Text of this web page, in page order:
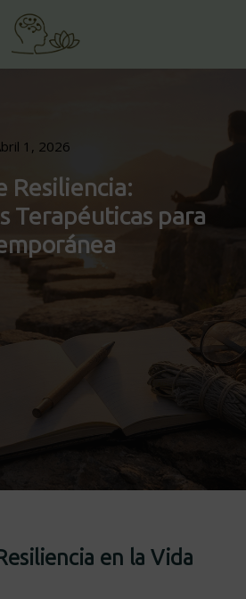
1, 2026
Resiliencia:
Terapéuticas para
en la Vida